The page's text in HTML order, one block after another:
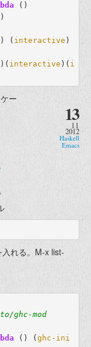
()
)
( interactive )
interactive )( i
ー
13
11
2012
Haskell
Emacs
れる。M-x list-
ghc-mod
() ( ghc-ini